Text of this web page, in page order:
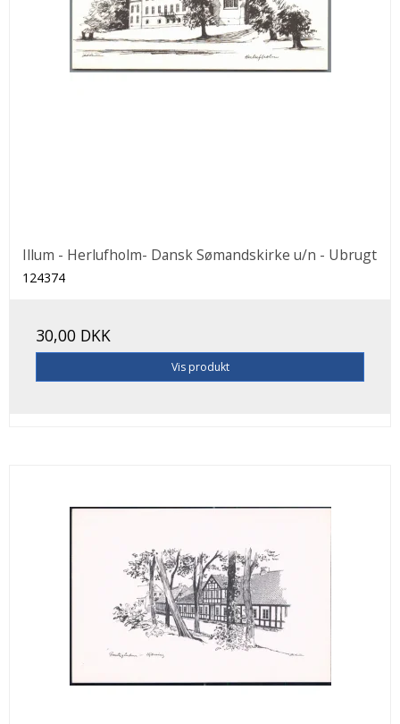
Illum - Herlufholm- Dansk Sømandskirke u/n - Ubrugt
124374
30,00 DKK
Vis produkt